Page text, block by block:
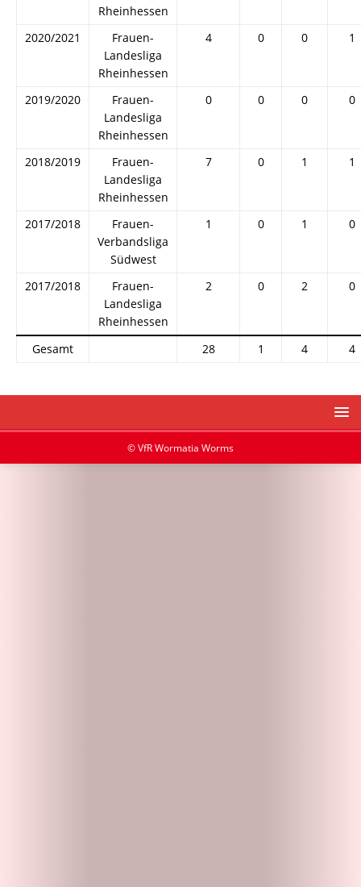
Rheinhessen
2020/2021
Frauen-
Landesliga
Rheinhessen
4 0 0 1
2019/2020
Frauen-
Landesliga
Rheinhessen
0 0 0 0
2018/2019
Frauen-
Landesliga
Rheinhessen
7 0 1 1
2017/2018
Frauen-
Verbandsliga
Südwest
1 0 1 0
2017/2018
Frauen-
Landesliga
Rheinhessen
2 0 2 0
Gesamt 28 1 4 4
© VfR Wormatia Worms